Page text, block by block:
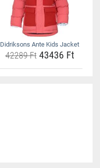
Didriksons Ante Kids Jacket
42289 Ft43436 Ft